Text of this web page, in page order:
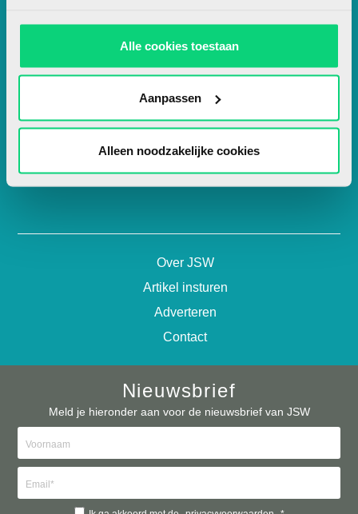
Alle cookies toestaan
Aanpassen
Alleen noodzakelijke cookies
Nieuwsbrief
Meld je hieronder aan voor de nieuwsbrief van JSW
Over JSW
Artikel insturen
Adverteren
Contact
5041 SE Tilburg
013-5838800
contact@jsw.nl